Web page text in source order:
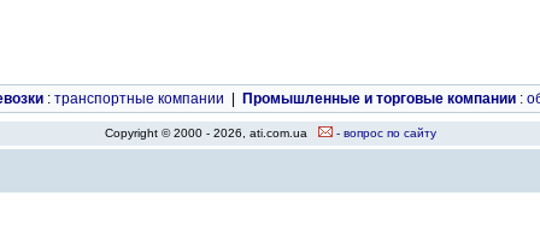
: транспортные компании Промышленные и торговые компании :
Copyright © 2000 - 2026, ati.com.ua - вопрос по сайту